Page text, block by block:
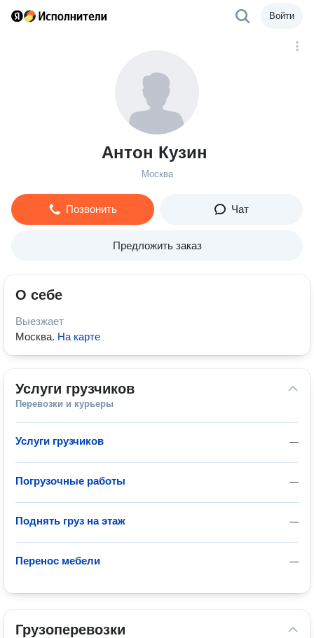
Войти
Антон Кузин
Москва
Позвонить Чат
Предложить заказ
О себе
Выезжает
Москва. На карте
Услуги грузчиков
Перевозки и курьеры
—
Услуги грузчиков
—
Погрузочные работы
—
Поднять груз на этаж
—
Перенос мебели
Грузоперевозки